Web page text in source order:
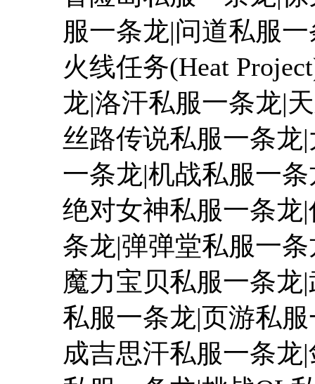
服一条龙|问道私服
火线任务(Heat
龙|洛汗私服一条龙|
丝路传说私服一条龙
一条龙|机战私服一
绝对女神私服一条龙
条龙|弹弹堂私服一
魔力宝贝私服一条龙
私服一条龙|页游私
成吉思汗私服一条龙